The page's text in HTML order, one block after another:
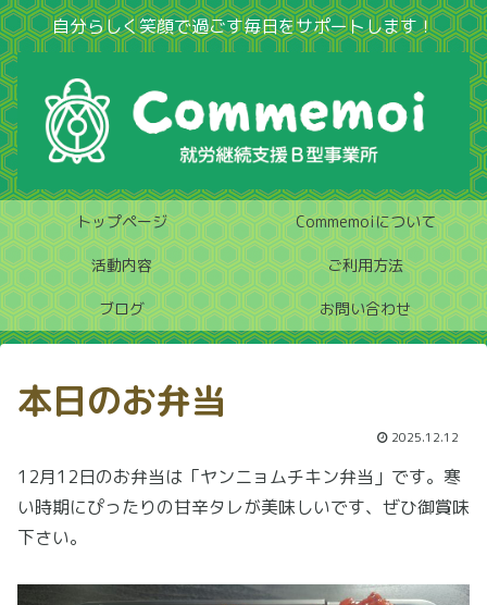
自分らしく笑顔で過ごす毎日をサポートします！
トップページ Commemoiについて
活動内容 ご利用方法
ブログ お問い合わせ
本日のお弁当
2025.12.12
12月12日のお弁当は「ヤンニョムチキン弁当」です。寒
い時期にぴったりの甘辛タレが美味しいです、ぜひ御賞味
下さい。